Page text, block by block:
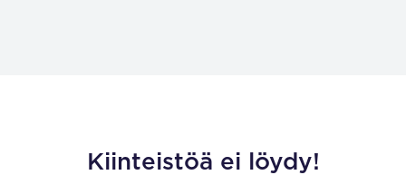
Kiinteistöä ei löydy!